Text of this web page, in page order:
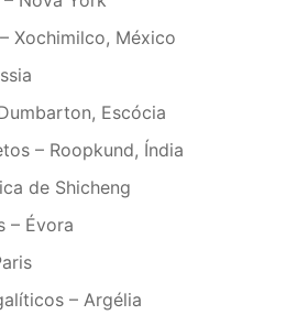
Xochimilco, México
Escócia
– Roopkund, Índia
de Shicheng
– Évora
– Argélia